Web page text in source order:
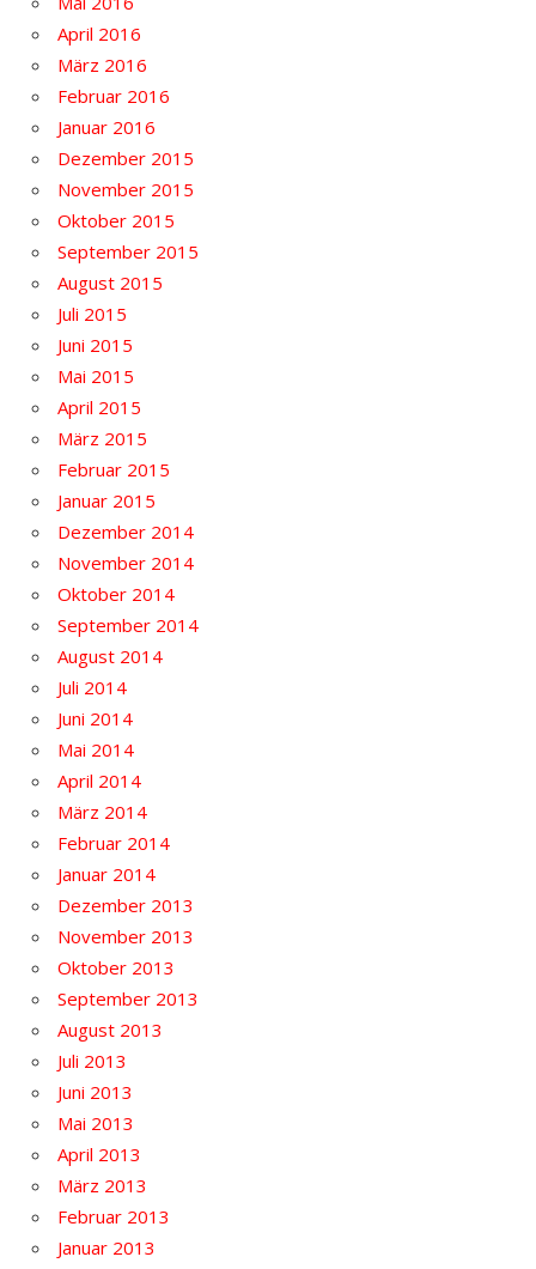
April 2016
März 2016
Februar 2016
Januar 2016
Dezember 2015
November 2015
Oktober 2015
September 2015
August 2015
Juli 2015
Juni 2015
Mai 2015
April 2015
März 2015
Februar 2015
Januar 2015
Dezember 2014
November 2014
Oktober 2014
September 2014
August 2014
Juli 2014
Juni 2014
Mai 2014
April 2014
März 2014
Februar 2014
Januar 2014
Dezember 2013
November 2013
Oktober 2013
September 2013
August 2013
Juli 2013
Juni 2013
Mai 2013
April 2013
März 2013
Februar 2013
Januar 2013